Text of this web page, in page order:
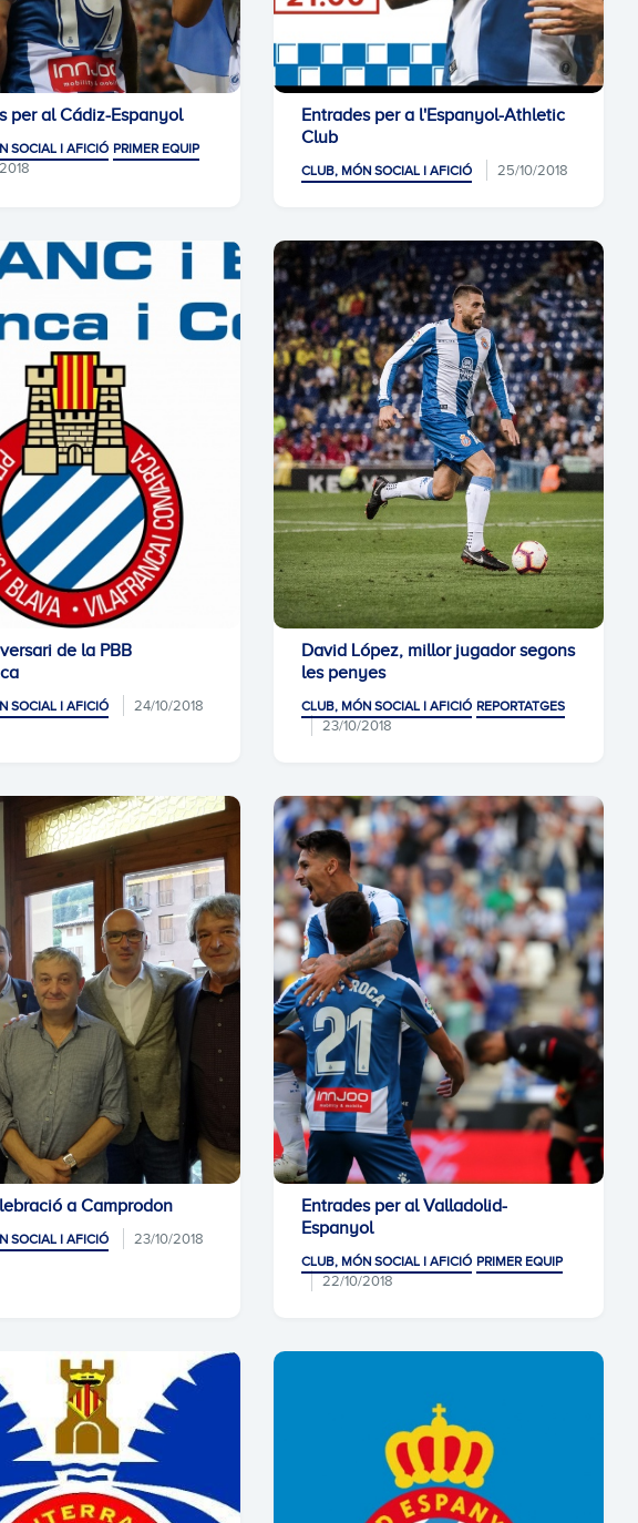
per al Cádiz-Espanyol
SOCIAL I AFICIÓ PRIMER EQUIP
Entrades per a l'Espanyol-Athletic
Club
CLUB, MÓN SOCIAL I AFICIÓ 25/10/2018
de la PBB
SOCIAL I AFICIÓ 24/10/2018
David López, millor jugador segons
les penyes
CLUB, MÓN SOCIAL I AFICIÓ REPORTATGES
23/10/2018
a Camprodon
SOCIAL I AFICIÓ 23/10/2018
Entrades per al Valladolid-
Espanyol
CLUB, MÓN SOCIAL I AFICIÓ PRIMER EQUIP
22/10/2018